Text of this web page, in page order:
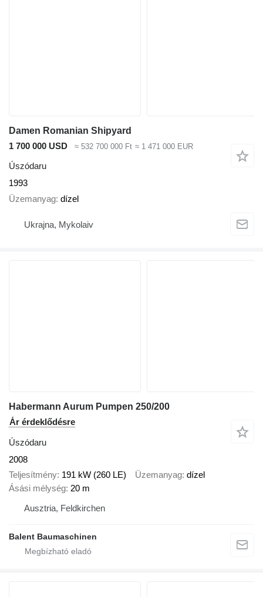
Damen Romanian Shipyard
1 700 000 USD
≈ 532 700 000 Ft ≈ 1 471 000 EUR
Úszódaru
1993
Üzemanyag dízel
Ukrajna, Mykolaiv
Habermann Aurum Pumpen 250/200
Ár érdeklődésre
Úszódaru
2008
Teljesítmény 191 kW (260 LE) Üzemanyag dízel
Ásási mélység 20 m
Ausztria, Feldkirchen
Balent Baumaschinen